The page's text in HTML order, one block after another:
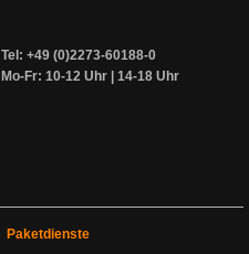
Tel: +49 (0)2273-60188-0
Mo-Fr: 10-12 Uhr | 14-18 Uhr
Paketdienste